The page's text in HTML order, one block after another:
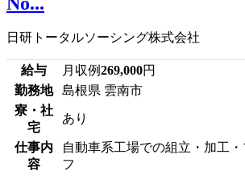
日研トータルソーシング株式会社
給与 月収例269,000円
勤務地
島根県 雲南市
寮・社
宅
あり
仕事内
容
自動車系工場での組立・加工
フ